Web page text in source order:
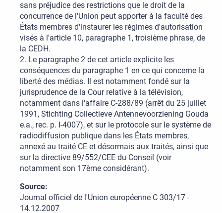
sans préjudice des restrictions que le droit de la
concurrence de l'Union peut apporter à la faculté des
États membres d'instaurer les régimes d'autorisation
visés à l'article 10, paragraphe 1, troisième phrase, de
la CEDH.
2. Le paragraphe 2 de cet article explicite les
conséquences du paragraphe 1 en ce qui concerne la
liberté des médias. Il est notamment fondé sur la
jurisprudence de la Cour relative à la télévision,
notamment dans l'affaire C-288/89 (arrêt du 25 juillet
1991, Stichting Collectieve Antennevoorziening Gouda
e.a., rec. p. I-4007), et sur le protocole sur le système de
radiodiffusion publique dans les États membres,
annexé au traité CE et désormais aux traités, ainsi que
sur la directive 89/552/CEE du Conseil (voir
notamment son 17ème considérant).
Source:
Journal officiel de l'Union européenne C 303/17 -
14.12.2007